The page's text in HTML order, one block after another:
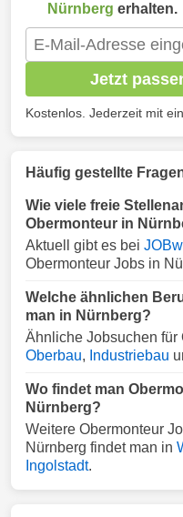
Nürnberg erhalten.
Jetzt
Kostenlos. Jederzeit mit
Häufig gestellte
Wie viele freie
Obermonteur in
Aktuell gibt es bei
Obermonteur Jobs in
Welche ähnlichen
man in Nürnberg?
Ähnliche Jobsuchen für
Oberbau, Industriebau
Wo findet man
Nürnberg?
Weitere Obermonteur
Nürnberg findet man in
Ingolstadt.